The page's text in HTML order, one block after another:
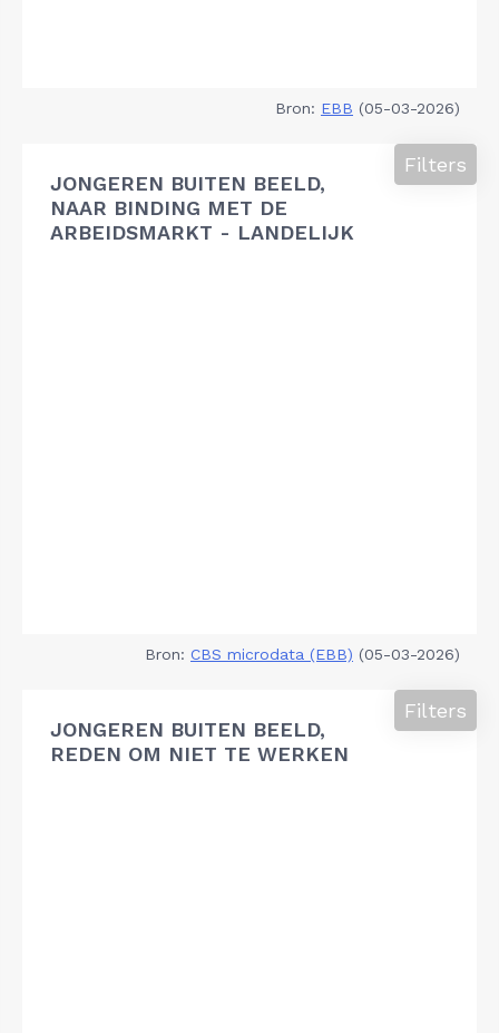
Bron: EBB (05-03-2026)
JONGEREN BUITEN BEELD,
NAAR BINDING MET DE
ARBEIDSMARKT - LANDELIJK
Filters
Bron: CBS microdata (EBB) (05-03-2026)
JONGEREN BUITEN BEELD,
REDEN OM NIET TE WERKEN
Filters